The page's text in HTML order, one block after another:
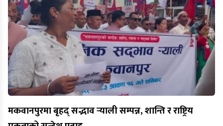
मकवानपुरमा बृहद् सद्भाव र्‍याली सम्पन्न, शान्ति र राष्ट्रिय